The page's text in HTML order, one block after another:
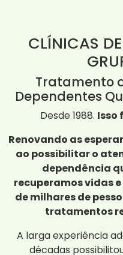
CLÍNICAS
Tratamento
Dependentes
Desde 1988. Isso
Renovando as
ao possibilitar o
dependência
recuperamos vidas
de milhares de
tratamentos
A larga experiência
décadas